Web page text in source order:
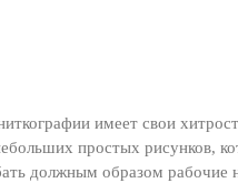
имеет свои
простых рисунков,
должным образом